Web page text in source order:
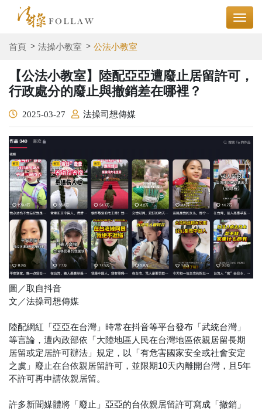
首頁 法操小教室 公法小教室
【公法小教室】陸配亞亞遭廢止居留許可，
行政處分的廢止與撤銷差在哪裡？
2025-03-27 法操司想傳媒
圖／取自抖音
文／法操司想傳媒
陸配網紅「亞亞在台灣」時常在抖音等平台發布「武統台灣」
等言論，遭內政部依「大陸地區人民在台灣地區依親居留長期
居留或定居許可辦法」規定，以「有危害國家安全或社會安定
之虞」廢止在台依親居留許可，並限期10天內離開台灣，且5年
不許可再申請依親居留。
許多新聞媒體將「廢止」亞亞的台依親居留許可寫成「撤銷」